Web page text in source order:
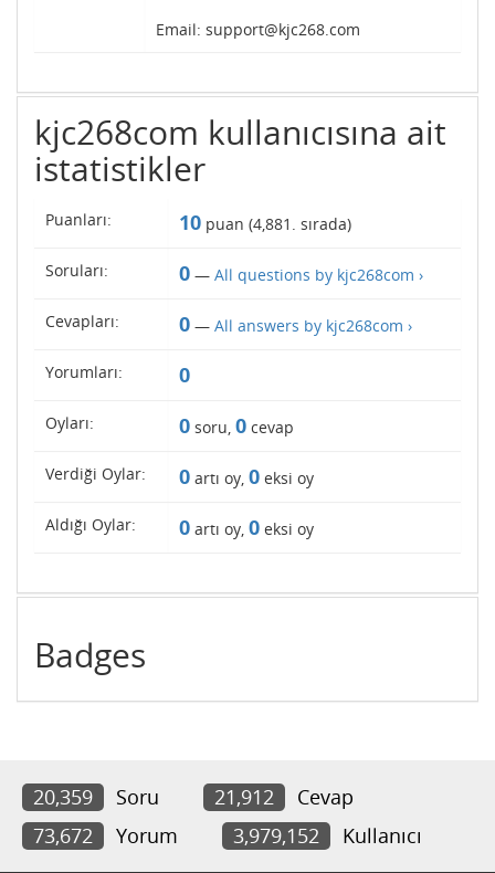
Email: support@kjc268.com
kjc268com kullanıcısına ait
istatistikler
Puanları: 10 puan (4,881 . sırada)
Soruları: 0 — All questions by kjc268com ›
Cevapları: 0 — All answers by kjc268com ›
Yorumları: 0
Oyları: 0 soru, 0 cevap
Verdiği Oylar: 0 artı oy, 0 eksi oy
Aldığı Oylar: 0 artı oy, 0 eksi oy
Badges
20,359 Soru 21,912
Cevap
73,672
Yorum 3,979,152 Kullanıcı